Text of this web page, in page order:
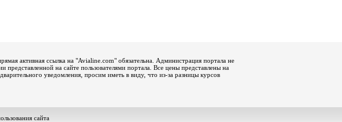
активная ссылка на "Avialine.com" обязательна. Администрация портала не
представленной на сайте пользователями портала. Все цены представлены на
уведомления, просим иметь в виду, что из-за разницы курсов
сайта